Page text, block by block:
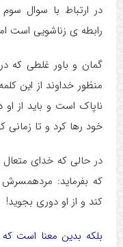
در ارتباط با سوال سوم
رابطه ی زناشویی است
گمان و باور غلطی که
منظور خداوند از این
ناپاک است و باید از
خود رها کرد و تا
در حالی که خدای
که بفرماید:
کند و از او دوری بجوید!
بلکه بدین معنا است